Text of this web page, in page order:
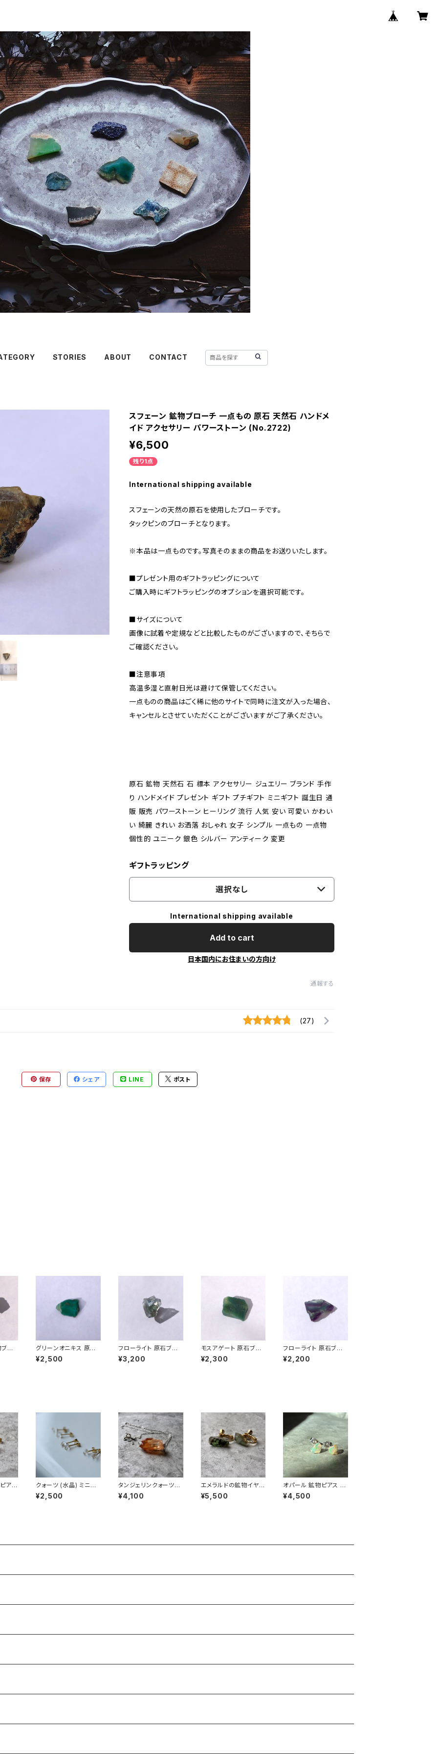
STORIES ABOUT CONTACT
スフェーン 鉱物ブローチ 一点もの 原石 天然石 ハンドメ
イド アクセサリー パワーストーン (No.2722)
¥6,500
残り1点
International shipping available
スフェーンの天然の原石を使用したブローチです。
タックピンのブローチとなります。
※本品は一点ものです。写真そのままの商品をお送りいたします。
■プレゼント用のギフトラッピングについて
ご購入時にギフトラッピングのオプションを選択可能です。
■サイズについて
画像に試着や定規などと比較したものがございますので、そちらで
ご確認ください。
■注意事項
高温多湿と直射日光は避けて保管してください。
一点ものの商品はごく稀に他のサイトで同時に注文が入った場合、
キャンセルとさせていただくことがございますがご了承ください。
原石 鉱物 天然石 石 標本 アクセサリー ジュエリー ブランド 手作
り ハンドメイド プレゼント ギフト プチギフト ミニギフト 誕生日 通
販 販売 パワーストーン ヒーリング 流行 人気 安い 可愛い かわい
い 綺麗 きれい お洒落 おしゃれ 女子 シンプル 一点もの 一点物
個性的 ユニーク 銀色 シルバー アンティーク 変更
ギフトラッピング
選択なし
International shipping available
Add to cart
日本国内にお住まいの方向け
通報する
(27)
保存 シェア LINE ポスト
ロ
グリーンオニキス 原石
ブローチ 一点もの 鉱物
天然石 ハンドメイド ア
¥2,500
フローライト 原石ブロ
ーチ 一点もの 鉱物 天
然石 ハンドメイド アク
¥3,200
モスアゲート 原石ブロ
ーチ 一点もの 鉱物 天
然石 ハンドメイド アク
¥2,300
フローライト 原石ブロ
ーチ 一点もの 鉱物 天
然石 ハンドメイド アク
¥2,200
アス
クォーツ (水晶) ミニピ
アス 原石 鉱物 天然石
シンプル 仕事 オフィス
¥2,500
タンジェリンクォーツの
原石ネックレス 一点も
の 鉱物 天然石 ハンド
¥4,100
エメラルドの鉱物イヤリ
ング 一点もの 原石 天
然石 ハンドメイド アク
¥5,500
オパール 鉱物ピアス 一
点もの 原石 天然石 金
属アレルギー対応 ハン
¥4,500